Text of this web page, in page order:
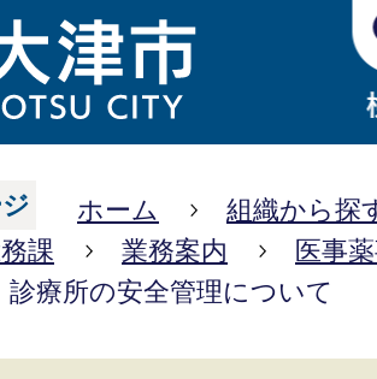
ホーム
組織から探
課
業務案内
医事
診療所の安全管理について